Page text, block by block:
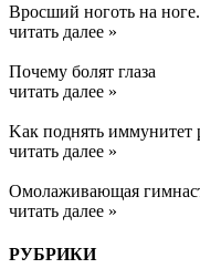
Вросший ноготь на
читать далее »
Почему болят глаза
читать далее »
Kак поднять иммунитет
читать далее »
Омолаживающая
читать далее »
РУБРИКИ